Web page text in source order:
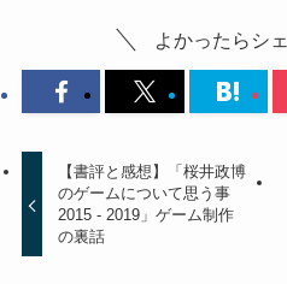
よかったらシ
【書評と感想】「桜井政博
のゲームについて思う事
2015 - 2019」ゲーム制作
の裏話